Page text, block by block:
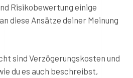
Risikobewertung einige
diese Ansätze deiner Meinung
sind Verzögerungskosten und
du es auch beschreibst,